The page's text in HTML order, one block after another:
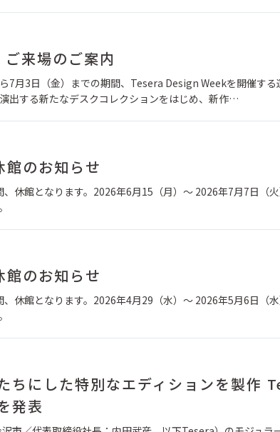
来場のご案内
7月3日（金）までの期間、Tesera Design Weekを開催す
出する新たなデスクコレクションをはじめ、新作…
のお知らせ
休館となります。2026年6月15（月）～ 2026年7月7日（
のお知らせ
休館となります。2026年4月29（水）～ 2026年5月6日（
ちにした特別なエディションを製作
発表